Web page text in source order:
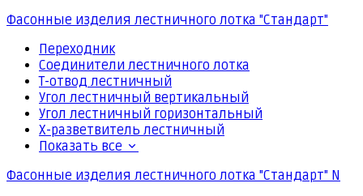
Фасонные изделия лестничного лотка "Стандарт"
Переходник
Соединители лестничного лотка
Т-отвод лестничный
Угол лестничный вертикальный
Угол лестничный горизонтальный
Х-разветвитель лестничный
Показать все
Фасонные изделия лестничного лотка "Стандарт" N